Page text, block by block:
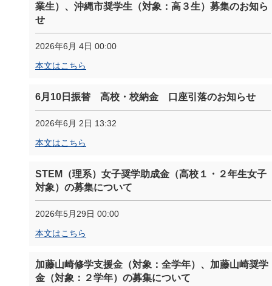
業生）、沖縄市奨学生（対象：高３生）募集のお知ら
せ
2026年6月 4日 00:00
本文はこちら
6月10日振替 高校・校納金 口座引落のお知らせ
2026年6月 2日 13:32
本文はこちら
STEM（理系）女子奨学助成金（高校１・２年生女子
対象）の募集について
2026年5月29日 00:00
本文はこちら
加藤山崎修学支援金（対象：全学年）、加藤山崎奨学
金（対象：２学年）の募集について